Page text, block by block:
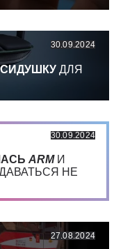
30.09.2024
ДЛЯ
30.09.2024
ARMИ
НЕ
27.08.2024